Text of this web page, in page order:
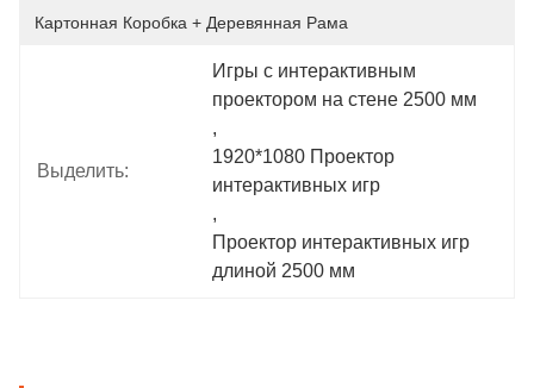
Картонная Коробка + Деревянная Рама
Выделить:
Игры с интерактивным
проектором на стене 2500 мм
,
1920*1080 Проектор
интерактивных игр
,
Проектор интерактивных игр
длиной 2500 мм